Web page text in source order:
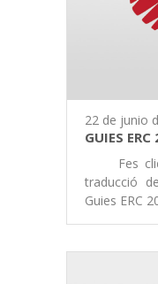
22 de junio
GUIES ERC
Fes click
traducció
Guies ERC